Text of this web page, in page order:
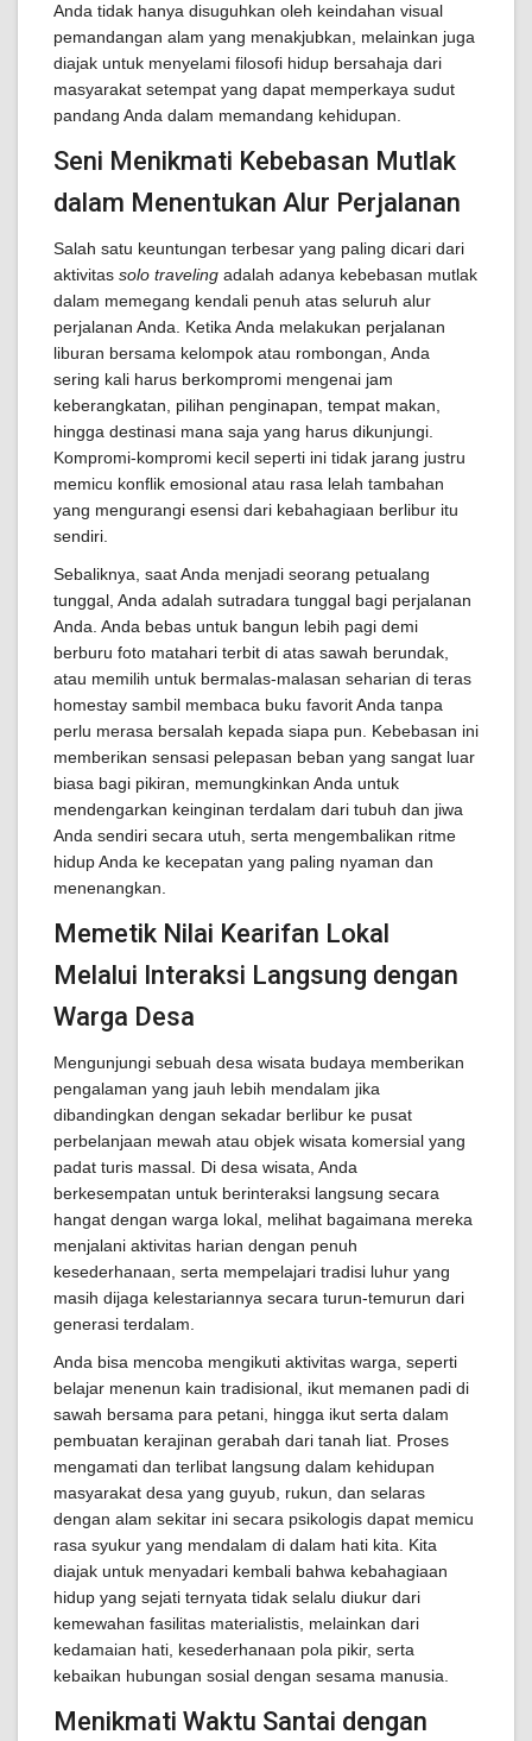
Anda tidak hanya disuguhkan oleh keindahan visual
pemandangan alam yang menakjubkan, melainkan juga
diajak untuk menyelami filosofi hidup bersahaja dari
masyarakat setempat yang dapat memperkaya sudut
pandang Anda dalam memandang kehidupan.
Seni Menikmati Kebebasan Mutlak
dalam Menentukan Alur Perjalanan
Salah satu keuntungan terbesar yang paling dicari dari
aktivitas solo traveling adalah adanya kebebasan mutlak
dalam memegang kendali penuh atas seluruh alur
perjalanan Anda. Ketika Anda melakukan perjalanan
liburan bersama kelompok atau rombongan, Anda
sering kali harus berkompromi mengenai jam
keberangkatan, pilihan penginapan, tempat makan,
hingga destinasi mana saja yang harus dikunjungi.
Kompromi-kompromi kecil seperti ini tidak jarang justru
memicu konflik emosional atau rasa lelah tambahan
yang mengurangi esensi dari kebahagiaan berlibur itu
sendiri.
Sebaliknya, saat Anda menjadi seorang petualang
tunggal, Anda adalah sutradara tunggal bagi perjalanan
Anda. Anda bebas untuk bangun lebih pagi demi
berburu foto matahari terbit di atas sawah berundak,
atau memilih untuk bermalas-malasan seharian di teras
homestay sambil membaca buku favorit Anda tanpa
perlu merasa bersalah kepada siapa pun. Kebebasan ini
memberikan sensasi pelepasan beban yang sangat luar
biasa bagi pikiran, memungkinkan Anda untuk
mendengarkan keinginan terdalam dari tubuh dan jiwa
Anda sendiri secara utuh, serta mengembalikan ritme
hidup Anda ke kecepatan yang paling nyaman dan
menenangkan.
Memetik Nilai Kearifan Lokal
Melalui Interaksi Langsung dengan
Warga Desa
Mengunjungi sebuah desa wisata budaya memberikan
pengalaman yang jauh lebih mendalam jika
dibandingkan dengan sekadar berlibur ke pusat
perbelanjaan mewah atau objek wisata komersial yang
padat turis massal. Di desa wisata, Anda
berkesempatan untuk berinteraksi langsung secara
hangat dengan warga lokal, melihat bagaimana mereka
menjalani aktivitas harian dengan penuh
kesederhanaan, serta mempelajari tradisi luhur yang
masih dijaga kelestariannya secara turun-temurun dari
generasi terdalam.
Anda bisa mencoba mengikuti aktivitas warga, seperti
belajar menenun kain tradisional, ikut memanen padi di
sawah bersama para petani, hingga ikut serta dalam
pembuatan kerajinan gerabah dari tanah liat. Proses
mengamati dan terlibat langsung dalam kehidupan
masyarakat desa yang guyub, rukun, dan selaras
dengan alam sekitar ini secara psikologis dapat memicu
rasa syukur yang mendalam di dalam hati kita. Kita
diajak untuk menyadari kembali bahwa kebahagiaan
hidup yang sejati ternyata tidak selalu diukur dari
kemewahan fasilitas materialistis, melainkan dari
kedamaian hati, kesederhanaan pola pikir, serta
kebaikan hubungan sosial dengan sesama manusia.
Menikmati Waktu Santai dengan